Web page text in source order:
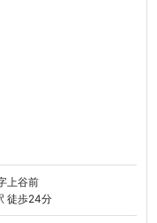
上谷前
徒歩24分